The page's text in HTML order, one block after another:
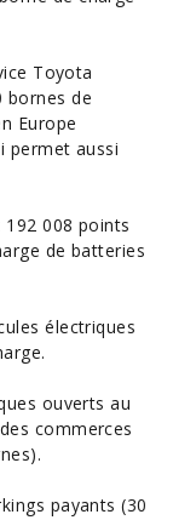
Toyota
bornes de
Europe
permet aussi
008 points
de batteries
électriques
ouverts au
commerces
payants (30